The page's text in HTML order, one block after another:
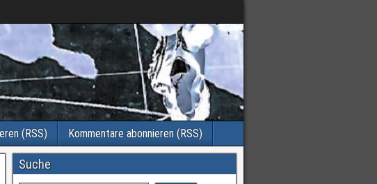
(RSS) Kommentare abonnieren (RSS)
Suche